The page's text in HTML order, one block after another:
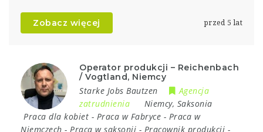
Zobacz więcej przed 5 lat
Operator produkcji – Reichenbach
/ Vogtland, Niemcy
Starke Jobs Bautzen
Agencja
zatrudnienia
Niemcy, Saksonia
Praca dla kobiet - Praca w Fabryce - Praca w
Niemczech - Praca w saksonii - Pracownik produkcji -